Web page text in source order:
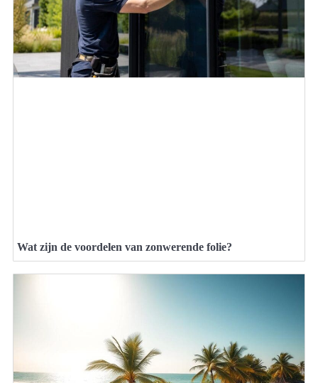
Wat zijn de voordelen van zonwerende folie?